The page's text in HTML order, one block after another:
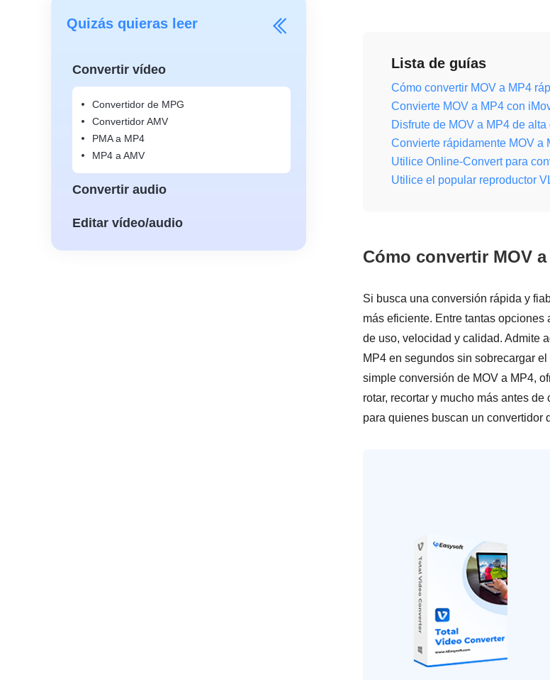
Quizás quieras leer
Convertir vídeo
Convertidor de MPG
Convertidor AMV
PMA a MP4
MP4 a AMV
Convertir audio
Editar vídeo/audio
Lista de guías
Cómo convertir MOV a MP4
Convierte MOV a MP4 con
Disfrute de MOV a MP4 de
Convierte rápidamente MOV a
Utilice Online-Convert para
Utilice el popular reproductor
Cómo convertir MOV
Si busca una conversión rápida y
más eficiente. Entre tantas opciones
de uso, velocidad y calidad. Admite
MP4 en segundos sin sobrecargar
simple conversión de MOV a MP4,
rotar, recortar y mucho más antes
para quienes buscan un convertidor